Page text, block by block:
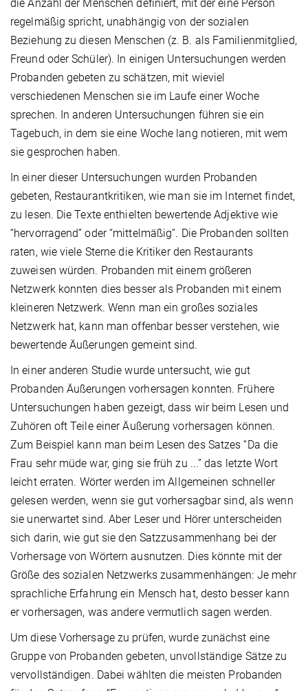
die Anzahl der Menschen definiert, mit der eine Person
regelmäßig spricht, unabhängig von der sozialen
Beziehung zu diesen Menschen (z. B. als Familienmitglied,
Freund oder Schüler). In einigen Untersuchungen werden
Probanden gebeten zu schätzen, mit wieviel
verschiedenen Menschen sie im Laufe einer Woche
sprechen. In anderen Untersuchungen führen sie ein
Tagebuch, in dem sie eine Woche lang notieren, mit wem
sie gesprochen haben.
In einer dieser Untersuchungen wurden Probanden
gebeten, Restaurantkritiken, wie man sie im Internet findet,
zu lesen. Die Texte enthielten bewertende Adjektive wie
“hervorragend” oder “mittelmäßig”. Die Probanden sollten
raten, wie viele Sterne die Kritiker den Restaurants
zuweisen würden. Probanden mit einem größeren
Netzwerk konnten dies besser als Probanden mit einem
kleineren Netzwerk. Wenn man ein großes soziales
Netzwerk hat, kann man offenbar besser verstehen, wie
bewertende Äußerungen gemeint sind.
In einer anderen Studie wurde untersucht, wie gut
Probanden Äußerungen vorhersagen konnten. Frühere
Untersuchungen haben gezeigt, dass wir beim Lesen und
Zuhören oft Teile einer Äußerung vorhersagen können.
Zum Beispiel kann man beim Lesen des Satzes “Da die
Frau sehr müde war, ging sie früh zu ...” das letzte Wort
leicht erraten. Wörter werden im Allgemeinen schneller
gelesen werden, wenn sie gut vorhersagbar sind, als wenn
sie unerwartet sind. Aber Leser und Hörer unterscheiden
sich darin, wie gut sie den Satzzusammenhang bei der
Vorhersage von Wörtern ausnutzen. Dies könnte mit der
Größe des sozialen Netzwerks zusammenhängen: Je mehr
sprachliche Erfahrung ein Mensch hat, desto besser kann
er vorhersagen, was andere vermutlich sagen werden.
Um diese Vorhersage zu prüfen, wurde zunächst eine
Gruppe von Probanden gebeten, unvollständige Sätze zu
vervollständigen. Dabei wählten die meisten Probanden